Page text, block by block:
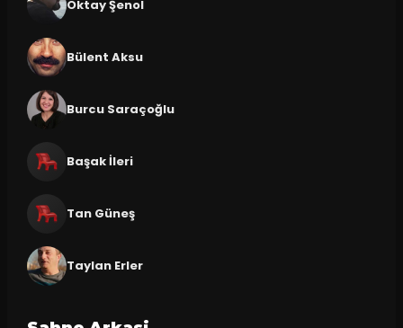
Oktay Şenol
Bülent Aksu
Burcu Saraçoğlu
Başak İleri
Tan Güneş
Taylan Erler